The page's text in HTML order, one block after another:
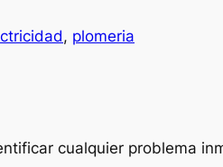
, plomeria
cualquier problema